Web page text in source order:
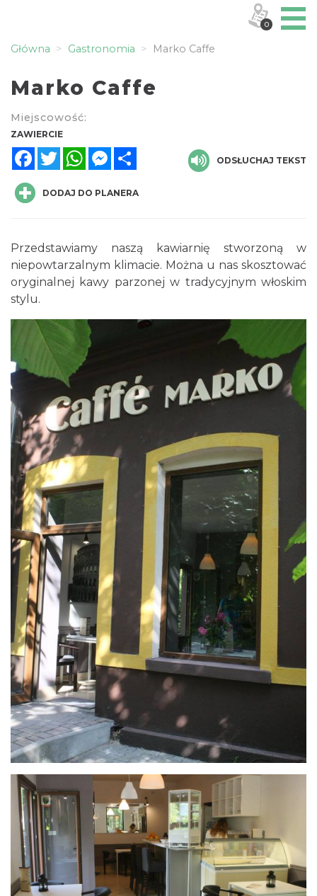
Główna Gastronomia Marko Caffe
Marko Caffe
Miejscowość:
ZAWIERCIE
FacebookTwitterWhatsAppMessenger
ODSŁUCHAJ TEKST
DODAJ DO PLANERA
Przedstawiamy naszą kawiarnię stworzoną w
niepowtarzalnym klimacie. Można u nas skosztować
oryginalnej kawy parzonej w tradycyjnym włoskim
stylu.
0